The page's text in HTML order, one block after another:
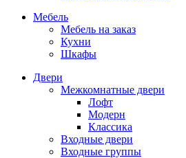
Мебель
Мебель на заказ
Кухни
Шкафы
Двери
Межкомнатные двери
Лофт
Модерн
Классика
Входные двери
Входные группы